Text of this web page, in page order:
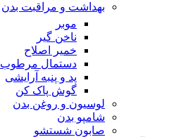
بهداشت و مراقبت بدن
موبر
ناخن گیر
خمیر اصلاح
دستمال مرطوب
پد و پنبه آرایشی
گوش پاک کن
لوسیون و روغن بدن
شامپو بدن
صابون شستشو